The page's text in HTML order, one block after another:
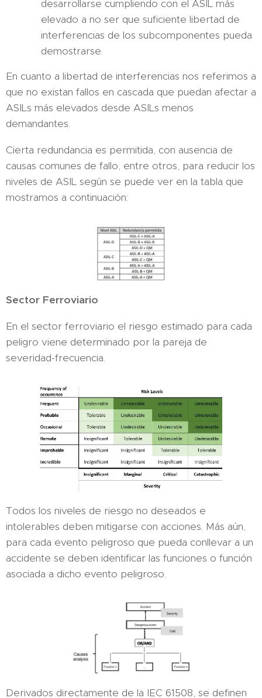
desarrollarse cumpliendo con el ASIL más
elevado a no ser que suficiente libertad de
interferencias de los subcomponentes pueda
demostrarse.
En cuanto a libertad de interferencias nos referimos a
que no existan fallos en cascada que puedan afectar a
ASILs más elevados desde ASILs menos
demandantes.
Cierta redundancia es permitida, con ausencia de
causas comunes de fallo, entre otros, para reducir los
niveles de ASIL según se puede ver en la tabla que
mostramos a continuación:
Sector Ferroviario
En el sector ferroviario el riesgo estimado para cada
peligro viene determinado por la pareja de
severidad-frecuencia.
Todos los niveles de riesgo no deseados e
intolerables deben mitigarse con acciones. Más aún,
para cada evento peligroso que pueda conllevar a un
accidente se deben identificar las funciones o función
asociada a dicho evento peligroso.
Derivados directamente de la IEC 61508, se definen